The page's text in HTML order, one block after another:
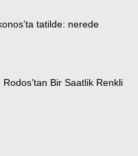
tatilde: nerede
Bir Saatlik Renkli